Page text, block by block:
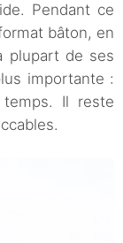
Pendant ce
bâton, en
plupart de ses
importante :
Il reste